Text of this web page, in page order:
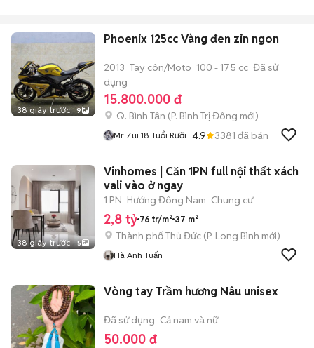
38 giây trước 9
Phoenix 125cc Vàng đen zin ngon
2013 Tay côn/Moto 100 - 175 cc Đã sử
dụng
15.800.000 đ
Q. Bình Tân (P. Bình Trị Đông mới)
Mr Zui 18 Tuổi Rưỡi 4.9 3381 đã bán
38 giây trước 5
Vinhomes | Căn 1PN full nội thất xách
vali vào ở ngay
1 PN Hướng Đông Nam Chung cư
2,8 tỷ 76 tr/m² 37 m²
Thành phố Thủ Đức (P. Long Bình mới)
Hà Anh Tuấn
Vòng tay Trầm hương Nâu unisex
Đã sử dụng Cả nam và nữ
50.000 đ